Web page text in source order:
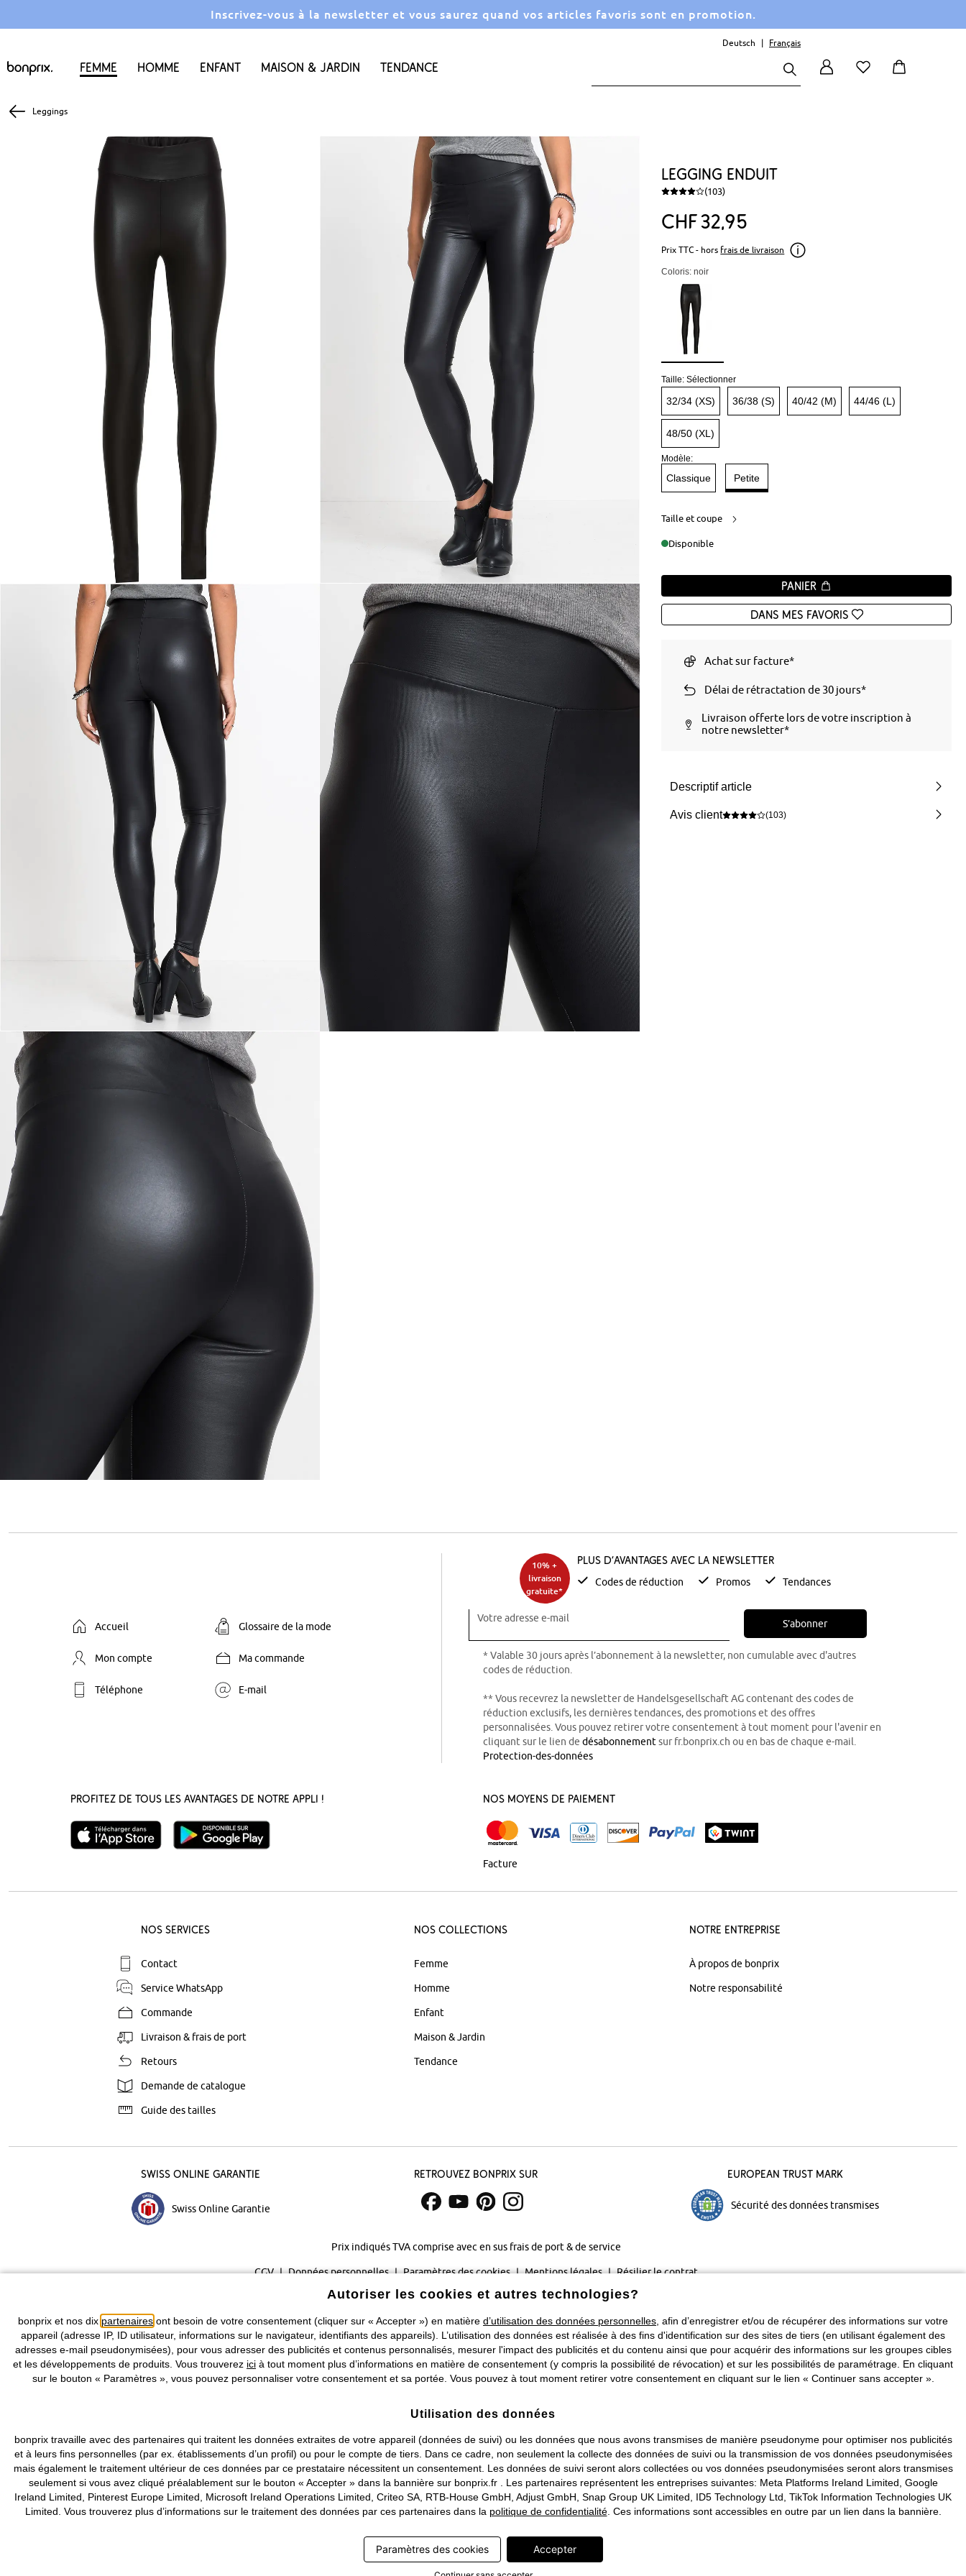
Inscrivez-vous à la newsletter et vous saurez quand vos articles favoris sont en promotion.
Femme Homme Enfant Maison & Jardin Tendance
Deutsch Français
Leggings
Legging enduit
(103)
CHF32 95
Prix TTC - hors frais de livraison
Coloris: noir
Taille:Sélectionner
32/34 (XS) 36/38 (S) 40/42 (M) 44/46 (L)
48/50 (XL)
Modèle:
Classique Petite
Taille et coupe
Disponible
Panier
Dans mes favoris
Achat sur facture*
Délai de rétractation de 30 jours*
Livraison offerte lors de votre inscription à
notre newsletter*
Descriptif article
Avis client (103)
Accueil Glossaire de la mode
Mon compte Ma commande
Téléphone E-mail
10% +
livraison
gratuite*
Plus d’avantages avec la newsletter
Codes de réduction Promos Tendances
Votre adresse e-mail S’abonner
* Valable 30 jours après l’abonnement à la newsletter, non cumulable avec d'autres
codes de réduction.
** Vous recevrez la newsletter de Handelsgesellschaft AG contenant des codes de
réduction exclusifs, les dernières tendances, des promotions et des offres
personnalisées. Vous pouvez retirer votre consentement à tout moment pour l'avenir en
cliquant sur le lien de désabonnementsur fr.bonprix.ch ou en bas de chaque e-mail.
Protection-des-données
Profitez de tous les avantages de notre appli ! Nos Moyens de Paiement
Facture
Nos Services
Contact
Service WhatsApp
Commande
Livraison & frais de port
Retours
Demande de catalogue
Guide des tailles
Nos Collections
Femme
Homme
Enfant
Maison & Jardin
Tendance
Notre Entreprise
À propos de bonprix
Notre responsabilité
Swiss Online Garantie
Swiss Online Garantie
Retrouvez bonprix sur European Trust Mark
Sécurité des données transmises
Prix indiqués TVA comprise avec en sus frais de port & de service
CGV Données personnelles Paramètres des cookies Mentions légales Résilier le contrat
©2026 bonprix.Tous droits réservés.
Changer de pays
Autoriser les cookies et autres technologies?
bonprix et nos dix partenaires ont besoin de votre consentement (cliquer sur « Accepter ») en matière d’utilisation des données personnelles , afin d’enregistrer et/ou de récupérer des informations sur votre
appareil (adresse IP, ID utilisateur, informations sur le navigateur, identifiants des appareils). L’utilisation des données est réalisée à des fins d'identification sur des sites de tiers (en utilisant également des
adresses e-mail pseudonymisées), pour vous adresser des publicités et contenus personnalisés, mesurer l'impact des publicités et du contenu ainsi que pour acquérir des informations sur les groupes cibles
et les développements de produits. Vous trouverez ici à tout moment plus d’informations en matière de consentement (y compris la possibilité de révocation) et sur les possibilités de paramétrage. En cliquant
sur le bouton « Paramètres », vous pouvez personnaliser votre consentement et sa portée. Vous pouvez à tout moment retirer votre consentement en cliquant sur le lien « Continuer sans accepter ».
Utilisation des données
bonprix travaille avec des partenaires qui traitent les données extraites de votre appareil (données de suivi) ou les données que nous avons transmises de manière pseudonyme pour optimiser nos publicités
et à leurs fins personnelles (par ex. établissements d’un profil) ou pour le compte de tiers. Dans ce cadre, non seulement la collecte des données de suivi ou la transmission de vos données pseudonymisées
mais également le traitement ultérieur de ces données par ce prestataire nécessitent un consentement. Les données de suivi seront alors collectées ou vos données pseudonymisées seront alors transmises
seulement si vous avez cliqué préalablement sur le bouton « Accepter » dans la bannière sur bonprix.fr . Les partenaires représentent les entreprises suivantes: Meta Platforms Ireland Limited, Google
Ireland Limited, Pinterest Europe Limited, Microsoft Ireland Operations Limited, Criteo SA, RTB-House GmbH, Adjust GmbH, Snap Group UK Limited, ID5 Technology Ltd, TikTok Information Technologies UK
Limited. Vous trouverez plus d’informations sur le traitement des données par ces partenaires dans la politique de confidentialité. Ces informations sont accessibles en outre par un lien dans la bannière.
Paramètres des cookies Accepter